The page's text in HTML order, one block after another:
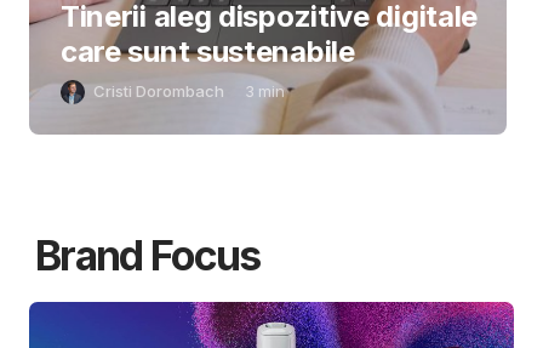
Tinerii aleg dispozitive digitale
care sunt sustenabile
Cristi Dorombach 3 min
Brand Focus